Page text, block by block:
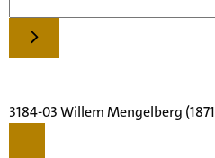
3184-03 Willem Mengelberg